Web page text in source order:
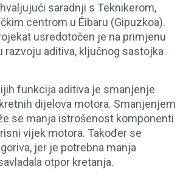
saradnji s Teknikerom,
centrom u Éibaru (Gipuzkoa).
usredotočen je na primjenu
razvoju aditiva, ključnog sastojka
funkcija aditiva je smanjenje
dijelova motora. Smanjenjem
se manja istrošenost komponenti
vijek motora. Također se
jer je potrebna manja
otpor kretanja.